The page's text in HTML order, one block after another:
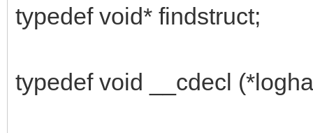
typedef void* findstruct;
typedef void __cdecl